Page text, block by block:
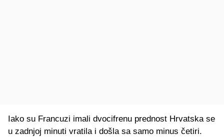
Iako su Francuzi imali dvocifrenu prednost Hrvatska se
u zadnjoj minuti vratila i došla sa samo minus četiri.